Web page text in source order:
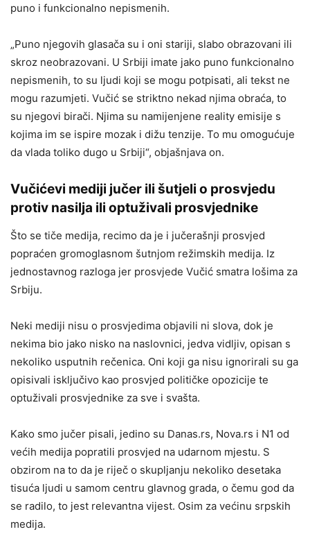
puno i funkcionalno nepismenih.
„Puno njegovih glasača su i oni stariji, slabo obrazovani ili
skroz neobrazovani. U Srbiji imate jako puno funkcionalno
nepismenih, to su ljudi koji se mogu potpisati, ali tekst ne
mogu razumjeti. Vučić se striktno nekad njima obraća, to
su njegovi birači. Njima su namijenjene reality emisije s
kojima im se ispire mozak i dižu tenzije. To mu omogućuje
da vlada toliko dugo u Srbiji“, objašnjava on.
Vučićevi mediji jučer ili šutjeli o prosvjedu
protiv nasilja ili optuživali prosvjednike
Što se tiče medija, recimo da je i jučerašnji prosvjed
popraćen gromoglasnom šutnjom režimskih medija. Iz
jednostavnog razloga jer prosvjede Vučić smatra lošima za
Srbiju.
Neki mediji nisu o prosvjedima objavili ni slova, dok je
nekima bio jako nisko na naslovnici, jedva vidljiv, opisan s
nekoliko usputnih rečenica. Oni koji ga nisu ignorirali su ga
opisivali isključivo kao prosvjed političke opozicije te
optuživali prosvjednike za sve i svašta.
Kako smo jučer pisali, jedino su Danas.rs, Nova.rs i N1 od
većih medija popratili prosvjed na udarnom mjestu. S
obzirom na to da je riječ o skupljanju nekoliko desetaka
tisuća ljudi u samom centru glavnog grada, o čemu god da
se radilo, to jest relevantna vijest. Osim za većinu srpskih
medija.